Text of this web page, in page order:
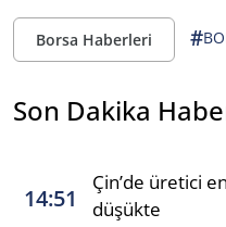
Borsa Haberleri #
Son Dakika
14:51
Çin’de üretici
düşükte